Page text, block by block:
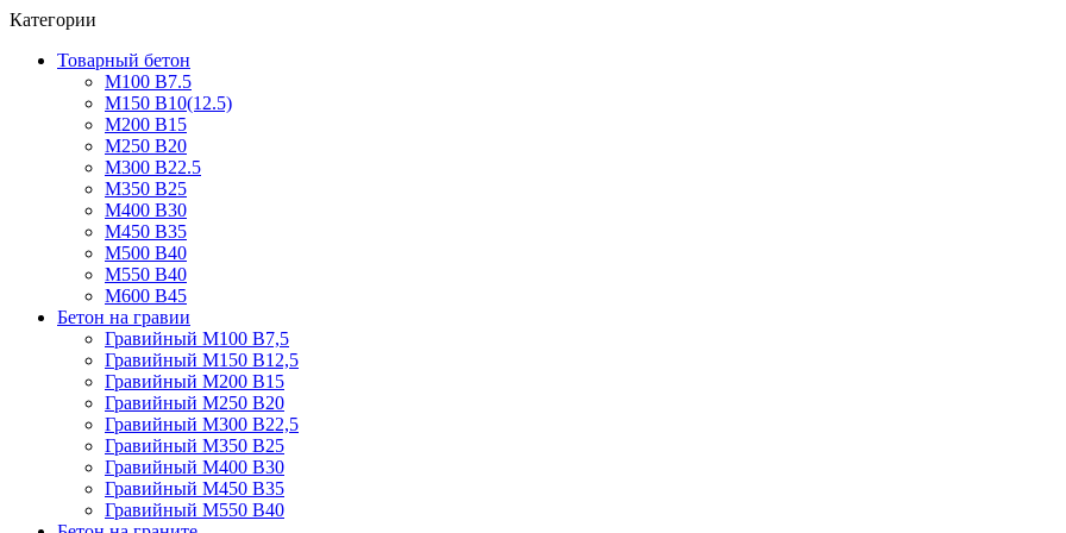
Категории
Товарный бетон
М100 В7.5
М150 В10(12.5)
М200 В15
М250 В20
М300 В22.5
М350 В25
М400 В30
М450 В35
М500 В40
М550 В40
М600 В45
Бетон на гравии
Гравийный М100 В7,5
Гравийный М150 В12,5
Гравийный М200 В15
Гравийный М250 В20
Гравийный М300 В22,5
Гравийный М350 В25
Гравийный М400 В30
Гравийный М450 В35
Гравийный М550 В40